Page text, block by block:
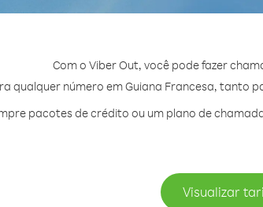
Com o Viber Out, você pode fazer
qualquer número em Guiana Francesa, tanto
pacotes de crédito ou um plano de
Visualizar